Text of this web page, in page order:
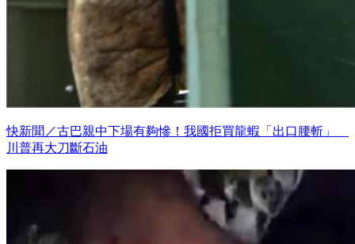
快新聞／古巴親中下場有夠慘！我國拒買龍蝦「出口腰斬」
川普再大刀斷石油